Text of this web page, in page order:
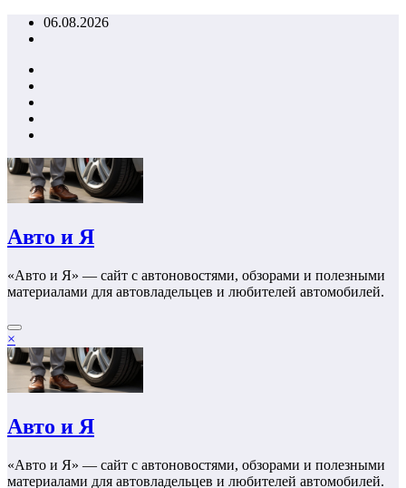
Перейти06.08.2026
Авто и Я
«Авто и Я» — сайт с автоновостями, обзорами и полезными
материалами для автовладельцев и любителей автомобилей.
×
Авто и Я
«Авто и Я» — сайт с автоновостями, обзорами и полезными
материалами для автовладельцев и любителей автомобилей.